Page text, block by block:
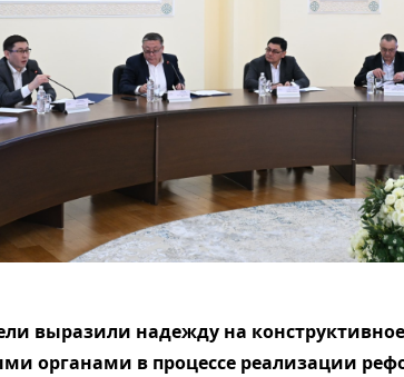
выразили надежду на конструктивное
органами в процессе реализации